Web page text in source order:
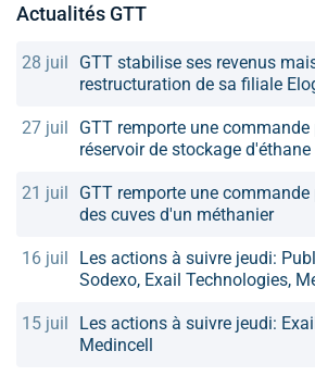
Actualités GTT
28 juil
GTT stabilise ses revenus
restructuration de sa filiale
27 juil
GTT remporte une
réservoir de stockage
21 juil
GTT remporte une
des cuves d'un méthanier
16 juil
Les actions à suivre jeudi:
Sodexo, Exail Technologies,
15 juil
Les actions à suivre jeudi:
Medincell